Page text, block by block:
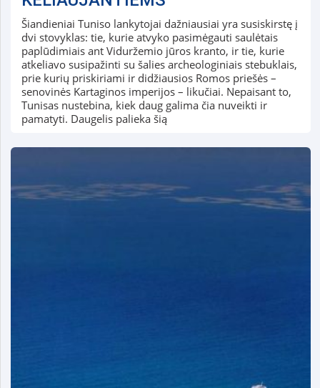
Šiandieniai Tuniso lankytojai dažniausiai yra susiskirstę į
dvi stovyklas: tie, kurie atvyko pasimėgauti saulėtais
paplūdimiais ant Viduržemio jūros kranto, ir tie, kurie
atkeliavo susipažinti su šalies archeologiniais stebuklais,
prie kurių priskiriami ir didžiausios Romos priešės –
senovinės Kartaginos imperijos – likučiai. Nepaisant to,
Tunisas nustebina, kiek daug galima čia nuveikti ir
pamatyti. Daugelis palieka šią